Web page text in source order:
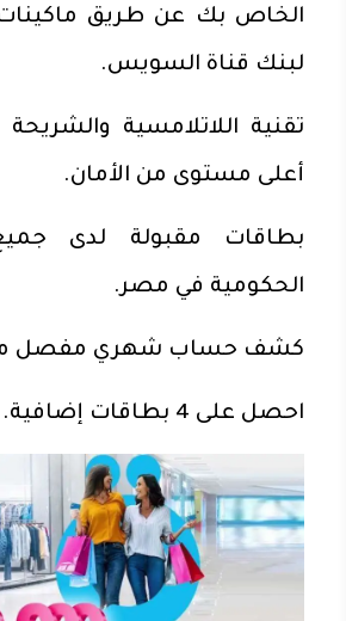
الخاص بك عن طريق ماكينات
لبنك قناة السويس.
تقنية اللاتلامسية
أعلى مستوى من الأمان.
بطاقات مقبولة لدى
الحكومية في مصر.
كشف حساب شهري مفصل
احصل على 4 بطاقات إضافية.